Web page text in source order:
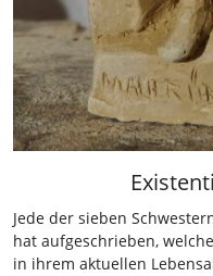
Jede der sieben
hat aufgeschrieben,
in ihrem aktuellen